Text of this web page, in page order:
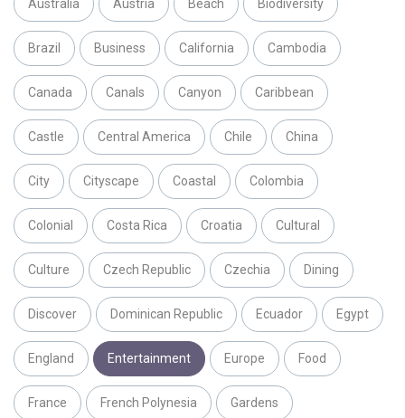
Australia Austria Beach Biodiversity
Brazil Business California Cambodia
Canada Canals Canyon Caribbean
Castle Central America Chile China
City Cityscape Coastal Colombia
Colonial Costa Rica Croatia Cultural
Culture Czech Republic Czechia Dining
Discover Dominican Republic Ecuador Egypt
England Entertainment Europe Food
France French Polynesia Gardens